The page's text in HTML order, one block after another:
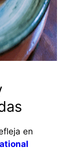
en